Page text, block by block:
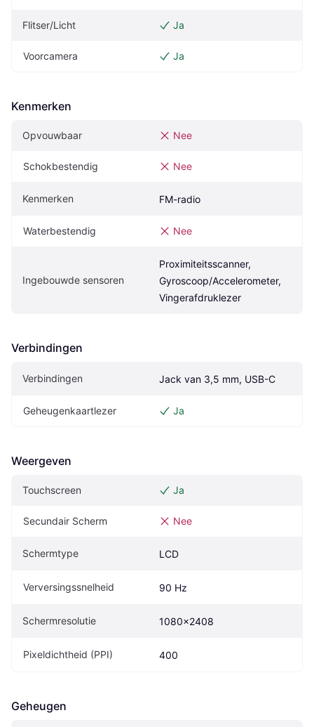
Flitser/Licht Ja
Voorcamera Ja
Kenmerken
Opvouwbaar Nee
Schokbestendig Nee
Kenmerken FM-radio
Waterbestendig Nee
Ingebouwde sensoren
Proximiteitsscanner,
Gyroscoop/Accelerometer,
Vingerafdruklezer
Verbindingen
Verbindingen Jack van 3,5 mm, USB-C
Geheugenkaartlezer Ja
Weergeven
Touchscreen Ja
Secundair Scherm Nee
Schermtype LCD
Verversingssnelheid 90 Hz
Schermresolutie 1080x2408
Pixeldichtheid (PPI) 400
Geheugen